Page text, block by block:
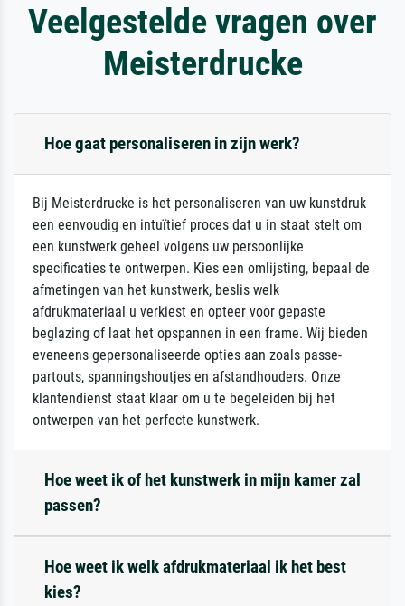
Veelgestelde vragen over
Meisterdrucke
Hoe gaat personaliseren in zijn werk?
Bij Meisterdrucke is het personaliseren van uw kunstdruk
een eenvoudig en intuïtief proces dat u in staat stelt om
een kunstwerk geheel volgens uw persoonlijke
specificaties te ontwerpen. Kies een omlijsting, bepaal de
afmetingen van het kunstwerk, beslis welk
afdrukmateriaal u verkiest en opteer voor gepaste
beglazing of laat het opspannen in een frame. Wij bieden
eveneens gepersonaliseerde opties aan zoals passe-
partouts, spanningshoutjes en afstandhouders. Onze
klantendienst staat klaar om u te begeleiden bij het
ontwerpen van het perfecte kunstwerk.
Hoe weet ik of het kunstwerk in mijn kamer zal
passen?
Hoe weet ik welk afdrukmateriaal ik het best
kies?